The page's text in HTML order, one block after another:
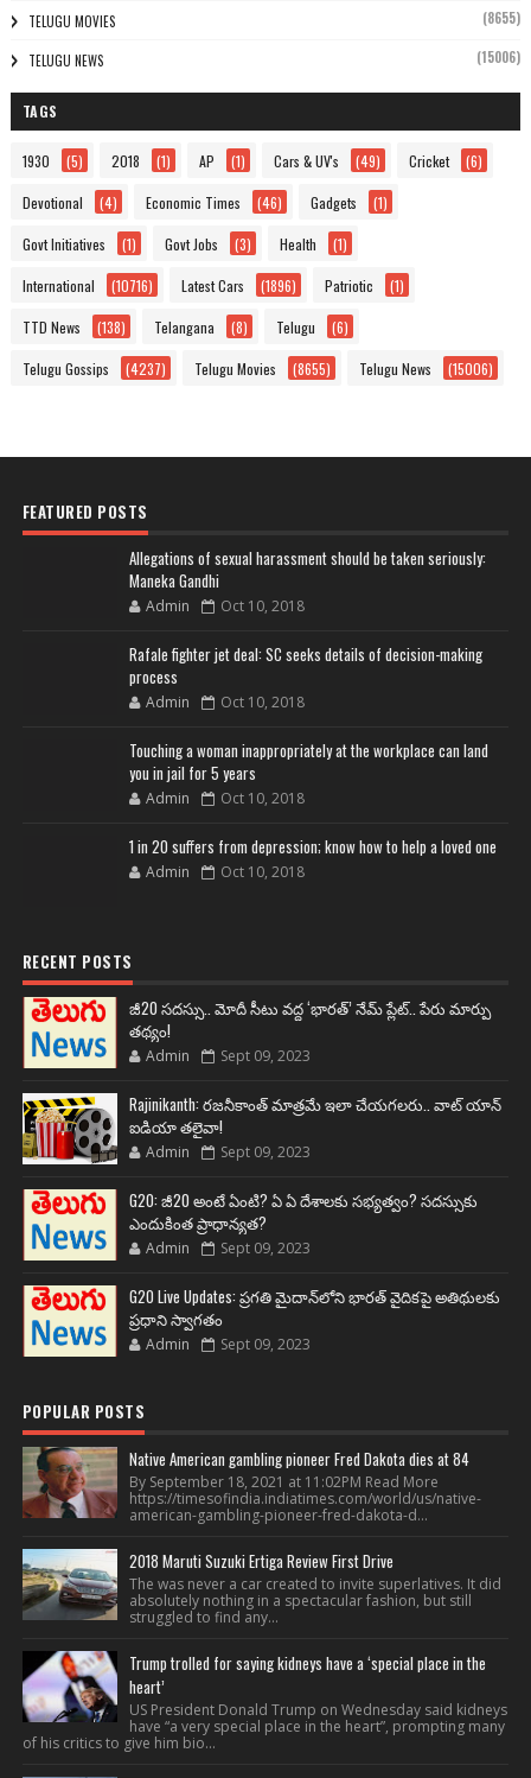
TELUGU MOVIES (8655)
TELUGU NEWS (15006)
TAGS
1930 (5) 2018 (1) AP (1) Cars & UV's (49) Cricket (6)
Devotional (4) Economic Times (46) Gadgets (1)
Govt Initiatives (1) Govt Jobs (3) Health (1)
International (10716) Latest Cars (1896) Patriotic (1)
TTD News (138) Telangana (8) Telugu (6)
Telugu Gossips (4237) Telugu Movies (8655) Telugu News (15006)
FEATURED POSTS
Allegations of sexual harassment should be taken seriously:
Maneka Gandhi
Admin Oct 10, 2018
Rafale fighter jet deal: SC seeks details of decision-making
process
Admin Oct 10, 2018
Touching a woman inappropriately at the workplace can land
you in jail for 5 years
Admin Oct 10, 2018
1 in 20 suffers from depression; know how to help a loved one
Admin Oct 10, 2018
RECENT POSTS
జీ20 సదస్సు.. మోదీ సీటు వద్ద ‘భారత్’ నేమ్ ప్లేట్‌.. పేరు మార్పు
తథ్యం!
Admin Sept 09, 2023
Rajinikanth: రజనీకాంత్ మాత్రమే ఇలా చేయగలరు.. వాట్ యాన్
ఐడియా తలైవా!
Admin Sept 09, 2023
G20: జీ20 అంటే ఏంటి? ఏ ఏ దేశాలకు సభ్యత్వం? సదస్సుకు
ఎందుకింత ప్రాధాన్యత?
Admin Sept 09, 2023
G20 Live Updates: ప్రగతి మైదాన్‌లోని భారత్ వైదికపై అతిథులకు
ప్రధాని స్వాగతం
Admin Sept 09, 2023
POPULAR POSTS
Native American gambling pioneer Fred Dakota dies at 84
By September 18, 2021 at 11:02PM Read More
https://timesofindia.indiatimes.com/world/us/native-
american-gambling-pioneer-fred-dakota-d...
2018 Maruti Suzuki Ertiga Review First Drive
The was never a car created to invite superlatives. It did
absolutely nothing in a spectacular fashion, but still
struggled to find any...
Trump trolled for saying kidneys have a ‘special place in the
heart’
US President Donald Trump on Wednesday said kidneys
have “a very special place in the heart”, prompting many
of his critics to give him bio...